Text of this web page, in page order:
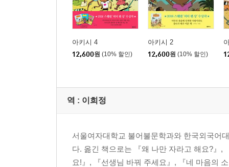
아키시 4
12,600원 (10% 할인)
아키시 2
12,600원 (10% 할인)
역 : 이희정
서울여자대학교 불어불문학과와 한국외국어
다. 옮긴 책으로는 『왜 나만 자라고 해요?』,
요!』, 『선생님 바꿔 주세요』, 『네 마음의